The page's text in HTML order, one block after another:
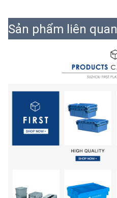
Sản phẩm liên quan